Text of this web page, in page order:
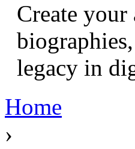
Create
legacy in
Home
›